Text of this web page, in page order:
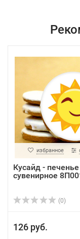
избранное
Кусайд - печенье
сувенирное
(0)
126 руб.